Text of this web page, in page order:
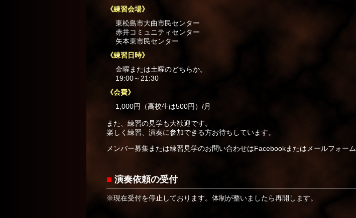
《練習会場》
東松島市大曲市民センター
赤井コミュニティセンター
矢本東市民センター
《練習日時》
金曜または土曜のどちらか。
19:00～21:30
《会費》
1,000円（高校生は500円）/月
また、練習の見学も大歓迎です。
楽しく練習、演奏に参加できる方お待ちしています。
メンバー募集または練習見学のお問い合わせはFacebookまたは メールフォーム
■ 演奏依頼の受付
※現在受付を停止しております。体制が整いましたら再開します。